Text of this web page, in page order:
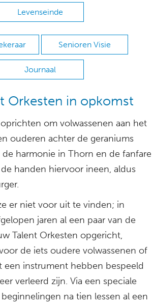
Levenseinde
Senioren Visie
Journaal
Orkesten in opkomst
om volwassenen aan het
ouderen achter de geraniums
harmonie in Thorn en de fanfare
handen hiervoor ineen, aldus
er niet voor uit te vinden; in
jaren al een paar van de
Talent Orkesten opgericht,
de iets oudere volwassenen of
een instrument hebben bespeeld
verleerd zijn. Via een speciale
na tien lessen al een